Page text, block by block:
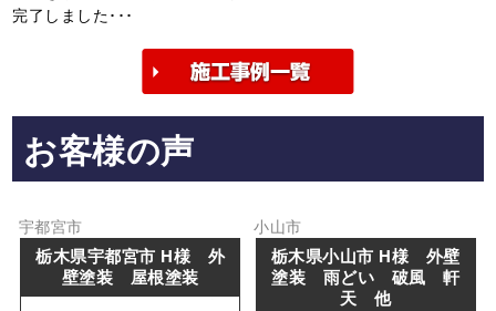
完了しました･･･
お客様の声
宇都宮市
栃木県宇都宮市 H様 外
壁塗装 屋根塗装
小山市
栃木県小山市 H様 外壁
塗装 雨どい 破風 軒
天 他